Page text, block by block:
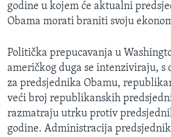
godine u kojem će aktualni
Obama morati braniti svoju
Politička prepucavanja u
američkog duga se intenziviraju, s
za predsjednika Obamu,
veći broj republikanskih
razmatraju utrku protiv
godine. Administracija